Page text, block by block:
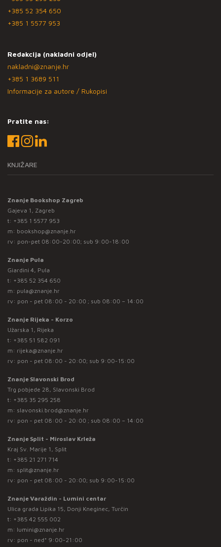
+385 52 354 650
+385 1 5577 953
Redakcija (nakladni odjel)
nakladni@znanje.hr
+385 1 3689 511
Informacije za autore / Rukopisi
Pratite nas:
KNJIŽARE
Znanje Bookshop Zagreb
Gajeva 1, Zagreb
t: +385 1 5577 953
m: bookshop@znanje.hr
rv: pon-pet 08:00-20:00; sub 9:00-18:00
Znanje Pula
Giardini 4, Pula
t: +385 52 354 650
m: pula@znanje.hr
rv: pon - pet 08:00 - 20:00 ; sub 08:00 – 14:00
Znanje Rijeka - Korzo
Užarska 1, Rijeka
t: +385 51 582 091
m: rijeka@znanje.hr
rv: pon - pet 08:00 - 20:00; sub 9:00-15:00
Znanje Slavonski Brod
Trg pobjede 28, Slavonski Brod
t: +385 35 295 258
m: slavonski.brod@znanje.hr
rv: pon - pet 08:00 - 20:00 ; sub 08:00 – 14:00
Znanje Split - Miroslav Krleža
Kraj Sv. Marije 1, Split
t: +385 21 271 714
m: split@znanje.hr
rv: pon - pet 08:00 - 20:00; sub 9:00-15:00
Znanje Varaždin - Lumini centar
Ulica grada Lipika 15, Donji Kneginec, Turčin
t: +385 42 555 002
m: lumini@znanje.hr
rv: pon - ned* 9:00-21:00